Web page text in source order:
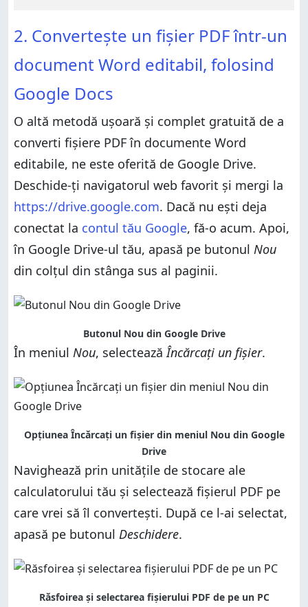
2. Convertește un fișier PDF într-un
document Word editabil, folosind
Google Docs
O altă metodă ușoară și complet gratuită de a
converti fișiere PDF în documente Word
editabile, ne este oferită de Google Drive.
Deschide-ți navigatorul web favorit și mergi la
https://drive.google.com. Dacă nu ești deja
conectat la contul tău Google, fă-o acum. Apoi,
în Google Drive-ul tău, apasă pe butonul Nou
din colțul din stânga sus al paginii.
Butonul Nou din Google Drive
În meniul Nou, selecteazăÎncărcați un fișier.
Opțiunea Încărcați un fișier din meniul Nou din Google
Drive
Navighează prin unitățile de stocare ale
calculatorului tău și selectează fișierul PDF pe
care vrei să îl convertești. După ce l-ai selectat,
apasă pe butonul Deschidere.
Răsfoirea și selectarea fișierului PDF de pe un PC